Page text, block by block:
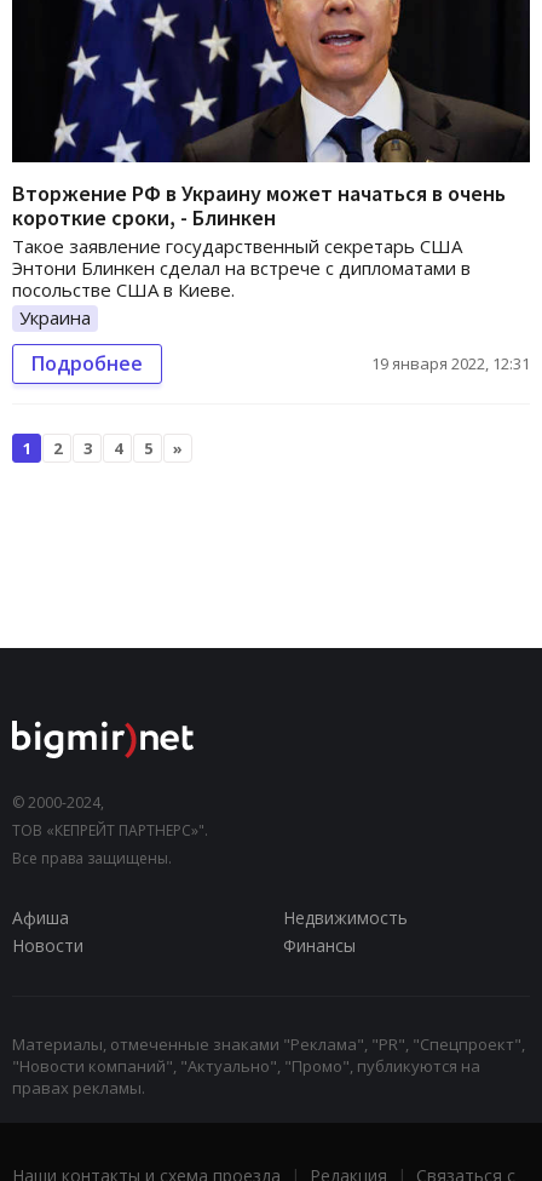
Вторжение РФ в Украину может начаться в очень
короткие сроки, - Блинкен
Такое заявление государственный секретарь США
Энтони Блинкен сделал на встрече с дипломатами в
посольстве США в Киеве.
Украина
Подробнее 19 января 2022, 12:31
1 2 3 4 5 »
© 2000-2024,
ТОВ «КЕПРЕЙТ ПАРТНЕРС»".
Все права защищены.
Афиша
Недвижимость
Новости
Финансы
Материалы, отмеченные знаками "Реклама", "PR", "Спецпроект",
"Новости компаний", "Актуально", "Промо", публикуются на
правах рекламы.
Наши контакты и схема проезда | Редакция | Связаться с